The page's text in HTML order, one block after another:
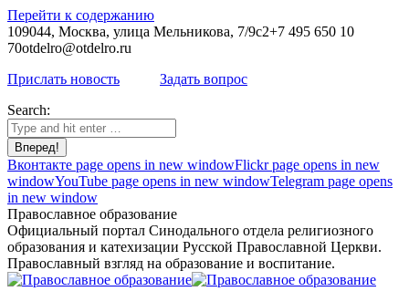
Перейти к содержанию
109044, Москва, улица Мельникова, 7/9с2+7 495 650 10
70otdelro@otdelro.ru
Прислать новость
Задать вопрос
Search:
Вконтакте page opens in new windowFlickr page opens in new
windowYouTube page opens in new windowTelegram page opens
in new window
Православное образование
Официальный портал Синодального отдела религиозного
образования и катехизации Русской Православной Церкви.
Православный взгляд на образование и воспитание.